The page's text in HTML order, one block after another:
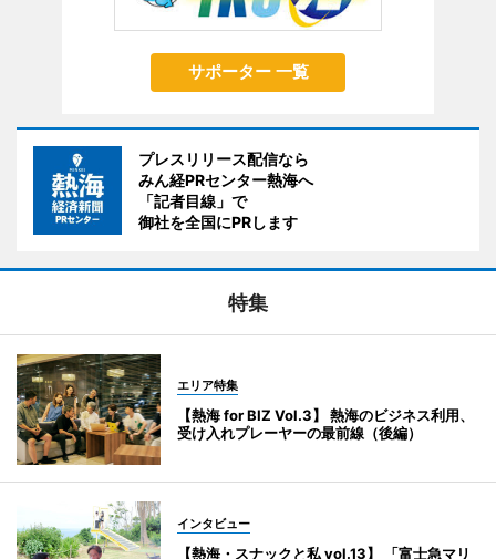
サポーター 一覧
プレスリリース配信なら
みん経PRセンター熱海へ
「記者目線」で
御社を全国にPRします
特集
エリア特集
【熱海 for BIZ Vol.3】 熱海のビジネス利用、
受け入れプレーヤーの最前線（後編）
インタビュー
【熱海・スナックと私 vol.13】 「富士急マリ